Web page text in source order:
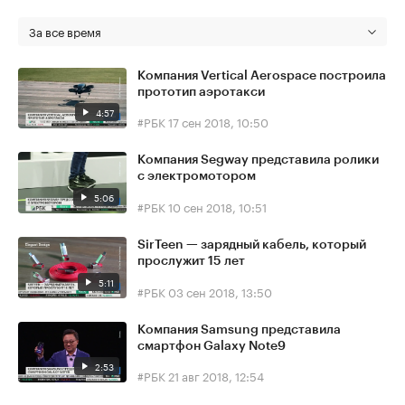
За все время
4:57
Компания Vertical Aerospace построила
прототип аэротакси
#РБК17 сен 2018, 10:50
5:06
Компания Segway представила ролики
с электромотором
#РБК10 сен 2018, 10:51
5:11
SirTeen — зарядный кабель, который
прослужит 15 лет
#РБК 03 сен 2018, 13:50
2:53
Компания Samsung представила
смартфон Galaxy Note9
#РБК 21 авг 2018, 12:54